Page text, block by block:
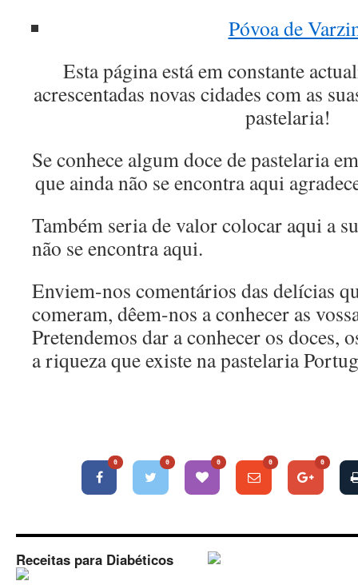
Póvoa de
Esta página está em constante
acrescentadas novas cidades com as
pastelaria!
Se conhece algum doce de pastelaria
que ainda não se encontra aqui
Também seria de valor colocar aqui a
não se encontra aqui.
Enviem-nos comentários das delícias
comeram, dêem-nos a conhecer as
Pretendemos dar a conhecer os doces,
a riqueza que existe na pastelaria
0 0 0 0 0
Receitas para Diabéticos